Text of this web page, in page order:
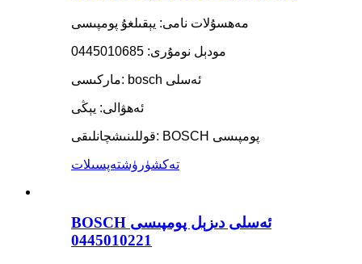
مەھسۇلات نامى: يېقىلغۇ پومپىسى
مودېل نومۇرى: 0445010685
ماركىسى: bosch ئەسلى
ئەھۋالى: يېڭى
قوللىنىشچانلىقى: BOSCH پومپىسى
تەكشۈرۈشتەپسىلات
BOSCH ئەسلى دىزېل پومپىسى
0445010221